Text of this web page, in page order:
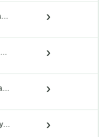
Al-Fayha ›
Al-Ittihad FC ›
Al-Nassr ›
Al Riyadh ›